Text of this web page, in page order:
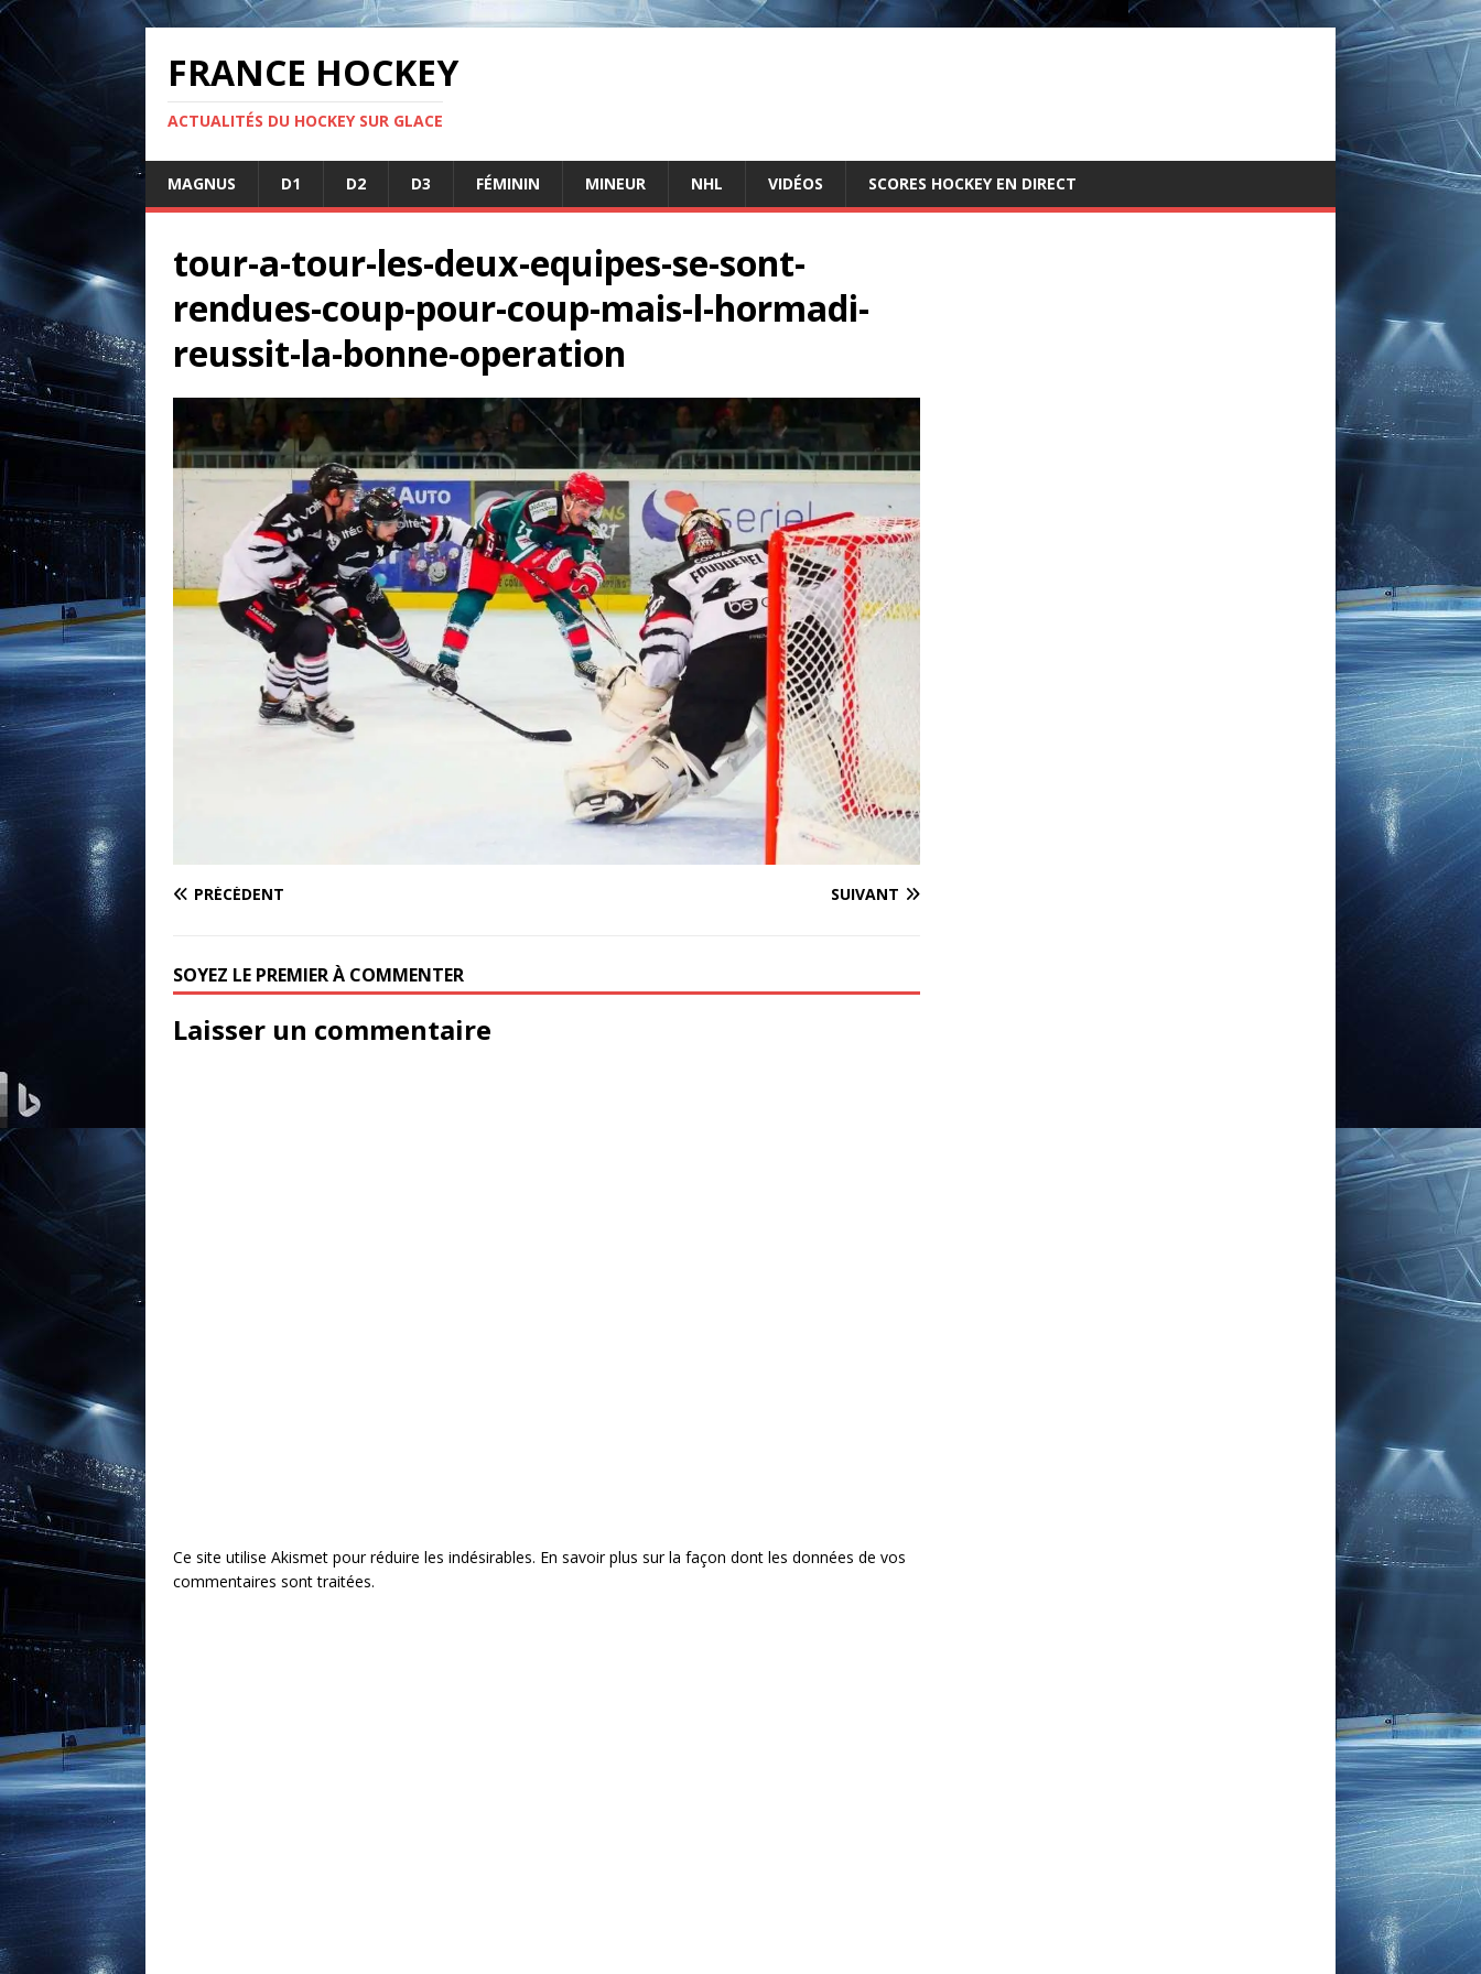
FRANCE HOCKEY
ACTUALITÉS DU HOCKEY SUR GLACE
MAGNUS D1 D2 D3 FÉMININ MINEUR NHL VIDÉOS SCORES HOCKEY EN DIRECT
tour-a-tour-les-deux-equipes-se-sont-
rendues-coup-pour-coup-mais-l-hormadi-
reussit-la-bonne-operation
PRÉCÉDENT SUIVANT
SOYEZ LE PREMIER À COMMENTER
Laisser un commentaire
Ce site utilise Akismet pour réduire les indésirables. En savoir plus sur la façon dont les données de vos
commentaires sont traitées.